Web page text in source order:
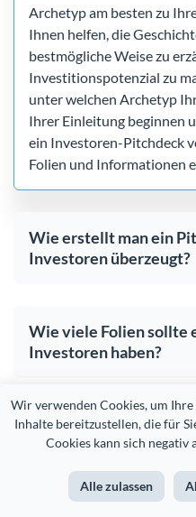
Wir verwenden Cookies, um
Inhalte bereitzustellen, die für
Cookies kann sich
Alle zulassen
Archetyp am besten zu
Ihnen helfen, die
bestmögliche Weise zu
Investitionspotenzial zu
unter welchen Archetyp
Ihrer Einleitung beginnen
ein Investoren-Pitchdeck
Folien und Informationen
Wie erstellt man ein
Investoren überzeugt?
Wie viele Folien sollte
Investoren haben?
Ist ein Pitchdeck für
Geschäftsplan?